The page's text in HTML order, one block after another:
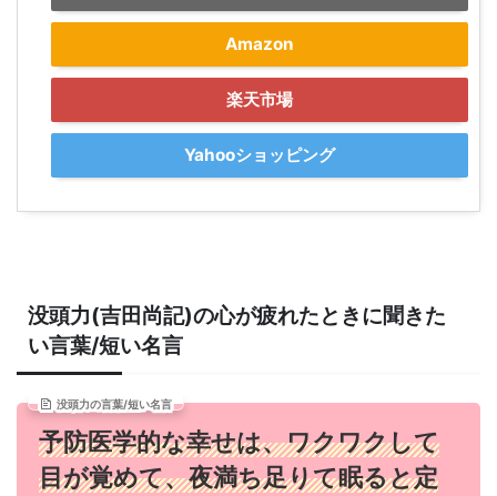
Amazon
楽天市場
Yahooショッピング
没頭力(吉田尚記)の心が疲れたときに聞きた
い言葉/短い名言
没頭力の言葉/短い名言
予防医学的な幸せは、ワクワクして
目が覚めて、夜満ち足りて眠ると定